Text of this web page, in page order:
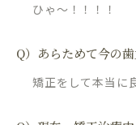
ひゃ〜！！！！
Q）あらためて今の
矯正をして本当に